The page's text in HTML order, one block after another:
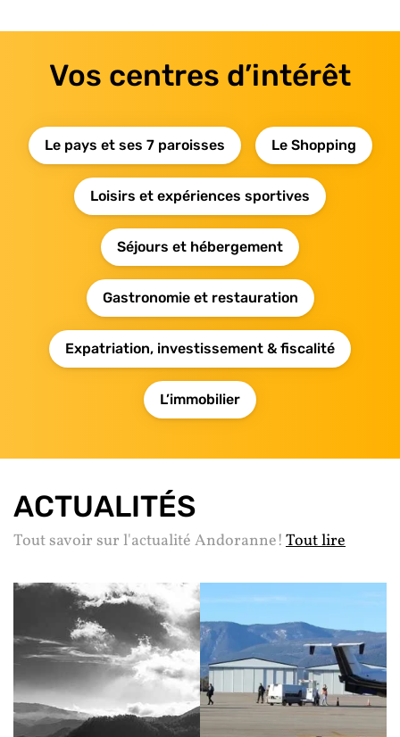
Vos centres d’intérêt
Le pays et ses 7 paroisses Le Shopping
Loisirs et expériences sportives
Séjours et hébergement
Gastronomie et restauration
Expatriation, investissement & fiscalité
L’immobilier
ACTUALITÉS
Tout savoir sur l'actualité Andoranne! Tout lire